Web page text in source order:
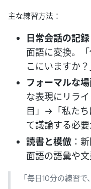
主な練習方法：
日常会話の記録
面語に変換。
こにいますか？
フォーマルな
な表現にリラ
目」→「私たち
て議論する必要
読書と模倣 ：
面語の語彙や文
「毎日10分の練習